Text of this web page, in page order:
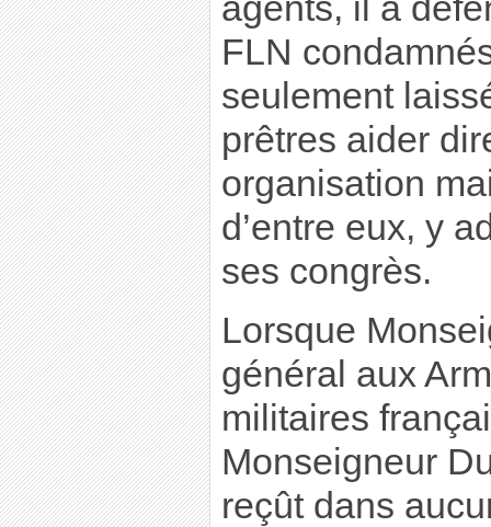
agents, il a
FLN
seulement
prêtres aider
organisation
d’entre eux, y
ses congrès.
Lorsque
général aux
militaires
Monseigneur
reçût dans